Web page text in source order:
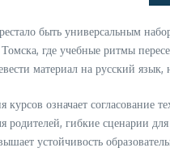
быть универсальным
где учебные ритмы
материал на русский
курсов означает
родителей, гибкие сценарии
устойчивость